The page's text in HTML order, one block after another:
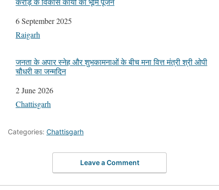
Date
6 September 2025
In relation to
Raigarh
जनता के अपार स्नेह और शुभकामनाओं के बीच मना वित्त मंत्री श्री ओपी
चौधरी का जन्मदिन
Date
2 June 2026
In relation to
Chattisgarh
Categories: Chattisgarh
Leave a Comment